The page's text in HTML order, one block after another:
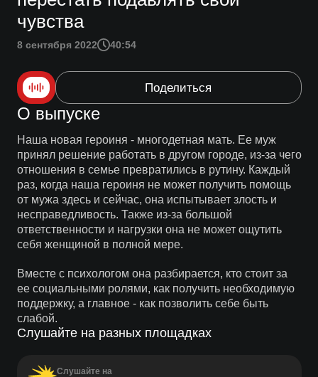
чувства
8 сентября 2022 40:54
Поделиться
О выпуске
Наша новая героиня - многодетная мать. Ее муж
принял решение работать в другом городе, из-за чего
отношения в семье превратились в рутину. Каждый
раз, когда наша героиня не может получить помощь
от мужа здесь и сейчас, она испытывает злость и
несправедливость. Также из-за большой
ответственности и нагрузки она не может ощутить
себя женщиной в полной мере.
Вместе с психологом она разбирается, кто стоит за
ее социальными ролями, как получить необходимую
поддержку, а главное - как позволить себе быть
слабой.
Слушайте на разных площадках
Слушайте на